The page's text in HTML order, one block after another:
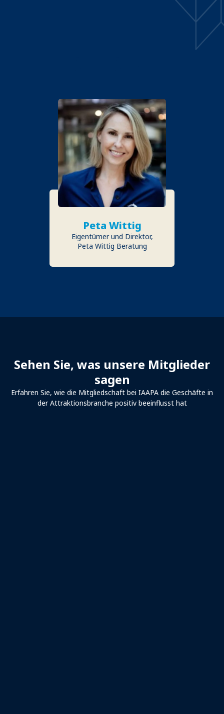
Peta Wittig
Eigentümer und Direktor,
Peta Wittig Beratung
Sehen Sie, was unsere Mitglieder
sagen
Erfahren Sie, wie die Mitgliedschaft bei IAAPA die Geschäfte in
der Attraktionsbranche positiv beeinflusst hat